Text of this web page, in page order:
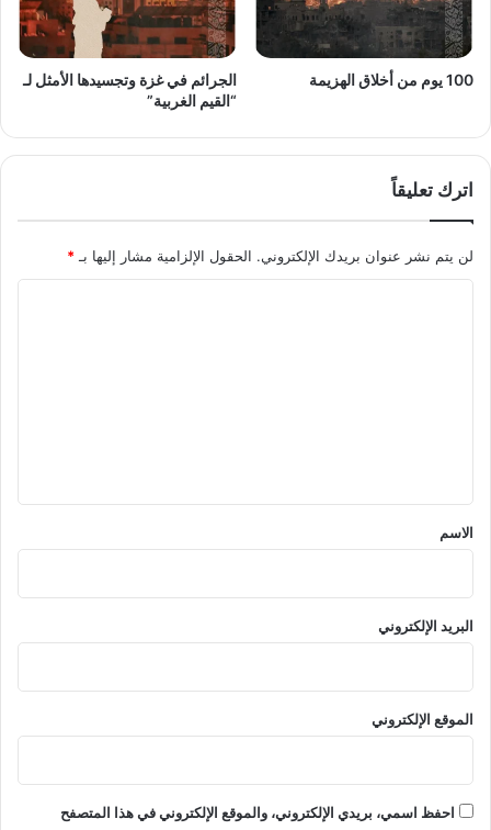
100 يوم من أخلاق الهزيمة
الجرائم في غزة وتجسيدها الأمثل لـ
“القيم الغربية”
اترك تعليقاً
لن يتم نشر عنوان بريدك الإلكتروني. الحقول الإلزامية مشار إليها بـ *
*
الاسم
البريد الإلكتروني
الموقع الإلكتروني
احفظ اسمي، بريدي الإلكتروني، والموقع الإلكتروني في هذا المتصفح